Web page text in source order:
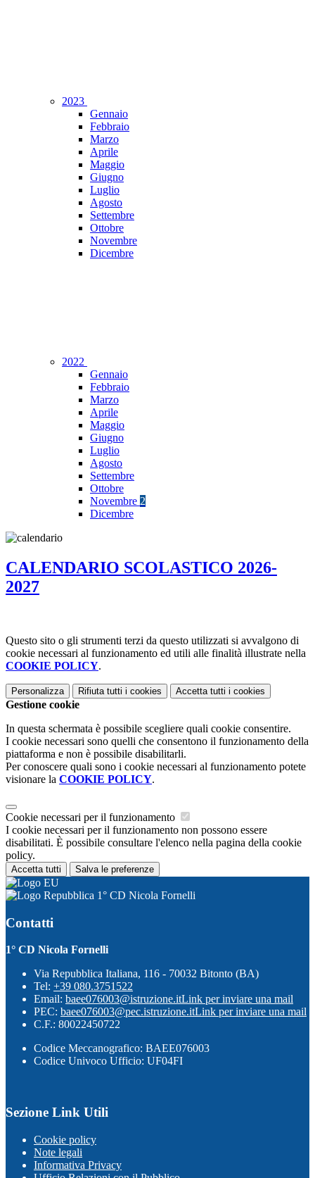
2023
Gennaio
Febbraio
Marzo
Aprile
Maggio
Giugno
Luglio
Agosto
Settembre
Ottobre
Novembre
Dicembre
2022
Gennaio
Febbraio
Marzo
Aprile
Maggio
Giugno
Luglio
Agosto
Settembre
Ottobre
Novembre 2
Dicembre
CALENDARIO SCOLASTICO 2026-
2027
Questo sito o gli strumenti terzi da questo utilizzati si avvalgono di
cookie necessari al funzionamento ed utili alle finalità illustrate nella
COOKIE POLICY.
Personalizza Rifiuta tutti i cookies Accetta tutti i cookies
Gestione cookie
In questa schermata è possibile scegliere quali cookie consentire.
I cookie necessari sono quelli che consentono il funzionamento della
piattaforma e non è possibile disabilitarli.
Per conoscere quali sono i cookie necessari al funzionamento potete
visionare la COOKIE POLICY.
Cookie necessari per il funzionamento
I cookie necessari per il funzionamento non possono essere
disabilitati. È possibile consultare l'elenco nella pagina della cookie
policy.
Accetta tutti Salva le preferenze
1° CD Nicola Fornelli
Contatti
1° CD Nicola Fornelli
Via Repubblica Italiana, 116 - 70032 Bitonto (BA)
Tel: +39 080.3751522
Email: baee076003@istruzione.itLink per inviare una mail
PEC: baee076003@pec.istruzione.itLink per inviare una mail
C.F.: 80022450722
Codice Meccanografico: BAEE076003
Codice Univoco Ufficio: UF04FI
Sezione Link Utili
Cookie policy
Note legali
Informativa Privacy